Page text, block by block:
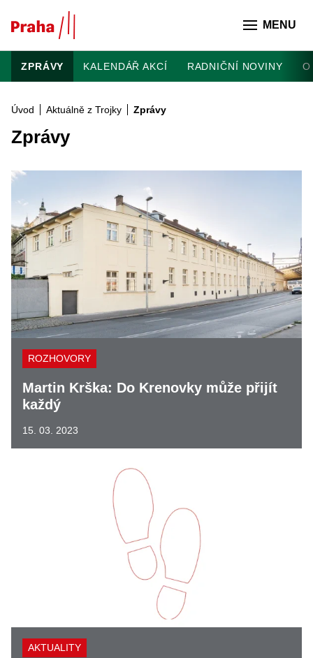
MENU
ZPRÁVY KALENDÁŘ AKCÍ RADNIČNÍ NOVINY O
Úvod Aktuálně z Trojky Zprávy
Zprávy
ROZHOVORY
Martin Krška: Do Krenovky může přijít
každý
15. 03. 2023
AKTUALITY